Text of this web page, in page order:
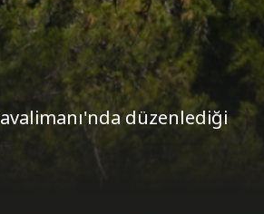
düzenlediği